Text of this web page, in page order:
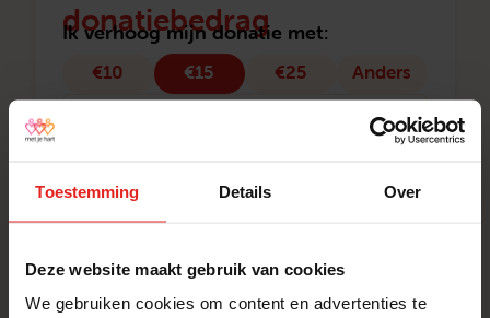
Toestemming Details Over
Deze website maakt gebruik van cookies
We gebruiken cookies om content en advertenties te
donatiebedrag
Ik verhoog mijn donatie met:
€10 €15 €25 Anders
Aanhef
Voornaam
Tussenvoegsel